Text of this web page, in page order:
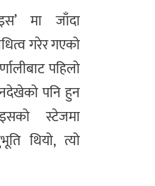
मा जाँदा
गरेर गएको
पहिलो
पनि हुन
स्टेजमा
थियो, त्यो